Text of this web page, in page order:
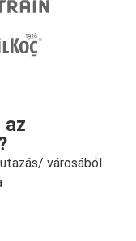
városából